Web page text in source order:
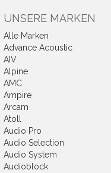
UNSERE MARKEN
Alle Marken
Advance Acoustic
AIV
Alpine
AMC
Ampire
Arcam
Atoll
Audio Pro
Audio Selection
Audio System
Audioblock